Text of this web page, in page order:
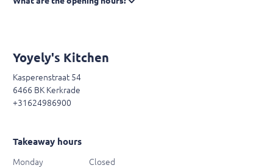
Yoyely's Kitchen
Kasperenstraat 54
6466 BK Kerkrade
+31624986900
Takeaway hours
Monday
Closed